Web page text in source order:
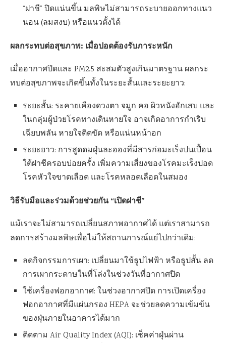
“ฝาชี” ปิดแน่นขึ้น มลพิษไม่สามารถระบายออกทางแนว
นอน (ลมสงบ) หรือแนวตั้งได้
ผลกระทบต่อสุขภาพ: เมื่อปอดต้องรับภาระหนัก
เมื่ออากาศปิดและ PM2.5 สะสมตัวสูงเกินมาตรฐาน ผลกระ
ทบต่อสุขภาพจะเกิดขึ้นทั้งในระยะสั้นและระยะยาว:
ระยะสั้น: ระคายเคืองดวงตา จมูก คอ ผิวหนังอักเสบ และ
ในกลุ่มผู้ป่วยโรคทางเดินหายใจ อาจเกิดอาการกำเริบ
เฉียบพลัน หายใจติดขัด หรือแน่นหน้าอก
ระยะยาว: การสูดดมฝุ่นละอองที่มีสารก่อมะเร็งปนเปื้อน
ใต้ฝาชีครอบบ่อยครั้ง เพิ่มความเสี่ยงของโรคมะเร็งปอด
โรคหัวใจขาดเลือด และโรคหลอดเลือดในสมอง
วิธีรับมือและร่วมด้วยช่วยกัน “เปิดฝาชี”
แม้เราจะไม่สามารถเปลี่ยนสภาพอากาศได้ แต่เราสามารถ
ลดการสร้างมลพิษเพื่อไม่ให้สถานการณ์แย่ไปกว่าเดิม:
ลดกิจกรรมการเผา: เปลี่ยนมาใช้ธูปไฟฟ้า หรือธูปสั้น ลด
การเผากระดาษในที่โล่งในช่วงวันที่อากาศปิด
ใช้เครื่องฟอกอากาศ: ในช่วงอากาศปิด การเปิดเครื่อง
ฟอกอากาศที่มีแผ่นกรอง HEPA จะช่วยลดความเข้มข้น
ของฝุ่นภายในอาคารได้มาก
ติดตาม Air Quality Index (AQI): เช็คค่าฝุ่นผ่าน